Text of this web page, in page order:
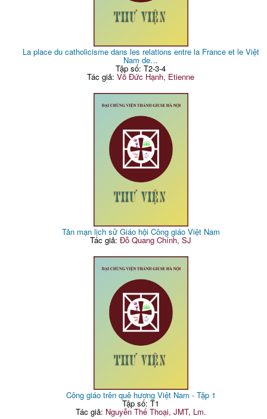
La place du catholicisme dans les relations entre la France et le Việt
Nam de…
Tập số: T2-3-4
Tác giả:Võ Đức Hạnh, Etienne
Tản mạn lịch sử Giáo hội Công giáo Việt Nam
Tác giả:Đỗ Quang Chính, SJ
Công giáo trên quê hương Việt Nam - Tập 1
Tập số: T1
Tác giả: Nguyễn Thế Thoại, JMT, Lm.